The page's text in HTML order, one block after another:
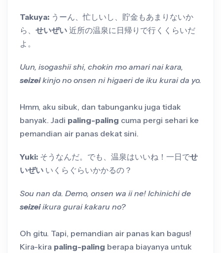
Takuya: うーん、忙しいし、貯金もあまりないか
ら、 せいぜい 近所の温泉に日帰りで行くくらいだ
よ。
Uun, isogashii shi, chokin mo amari nai kara,
seizeikinjo no onsen ni higaeri de iku kurai da yo.
Hmm, aku sibuk, dan tabunganku juga tidak
banyak. Jadi paling-paling cuma pergi sehari ke
pemandian air panas dekat sini.
Yuki: そうなんだ。でも、温泉はいいね！一日でせ
いぜい いくらぐらいかかるの？
Sou nan da. Demo, onsen wa ii ne! Ichinichi de
seizeiikura gurai kakaru no?
Oh gitu. Tapi, pemandian air panas kan bagus!
Kira-kira paling-paling berapa biayanya untuk